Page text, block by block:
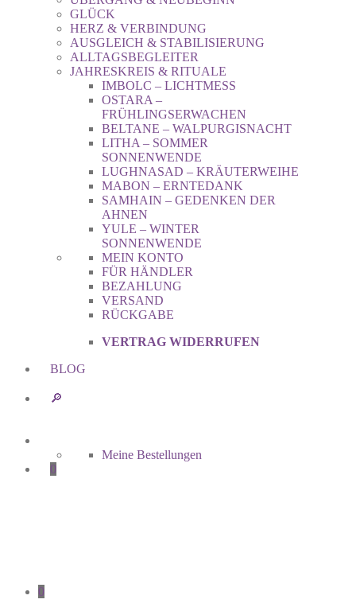
GLÜCK
HERZ & VERBINDUNG
AUSGLEICH & STABILISIERUNG
ALLTAGSBEGLEITER
JAHRESKREIS & RITUALE
IMBOLC – LICHTMESS
OSTARA –
FRÜHLINGSERWACHEN
BELTANE – WALPURGISNACHT
LITHA – SOMMER
SONNENWENDE
LUGHNASAD – KRÄUTERWEIHE
MABON – ERNTEDANK
SAMHAIN – GEDENKEN DER
AHNEN
YULE – WINTER
SONNENWENDE
MEIN KONTO
FÜR HÄNDLER
BEZAHLUNG
VERSAND
RÜCKGABE
VERTRAG WIDERRUFEN
BLOG
🔎︎
Meine Bestellungen
0
0